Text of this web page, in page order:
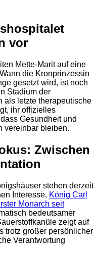
vor
Mette-Marit auf eine
die Kronprinzessin
gesetzt wird, ist noch
Stadium der
als letzte therapeutische
ihr offizielles
Gesundheit und
vereinbar bleiben.
Zwischen
stehen derzeit
Interesse. König Carl
Monarch seit
bedeutsamer
zeigt auf
trotz großer persönlicher
Verantwortung